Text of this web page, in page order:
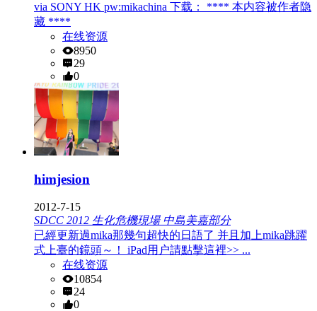
via SONY HK pw:mikachina 下载： **** 本内容被作者隐
藏 ****
在线资源
8950
29
0
himjesion
2012-7-15
SDCC 2012 生化危機現場 中島美嘉部分
已經更新過mika那幾句超快的日語了 并且加上mika跳躍
式上臺的鏡頭～！ iPad用户請點擊這裡>> ...
在线资源
10854
24
0